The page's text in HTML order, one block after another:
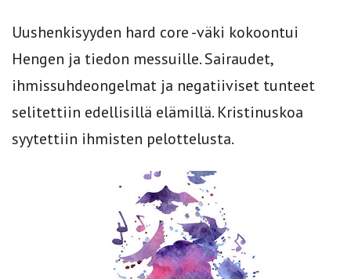
Uushenkisyyden hard core -väki kokoontui
Hengen ja tiedon messuille. Sairaudet,
ihmissuhdeongelmat ja negatiiviset tunteet
selitettiin edellisillä elämillä. Kristinuskoa
syytettiin ihmisten pelottelusta.